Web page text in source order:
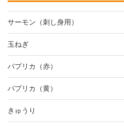
サーモン（刺し身用）
玉ねぎ
パプリカ（赤）
パプリカ（黄）
きゅうり